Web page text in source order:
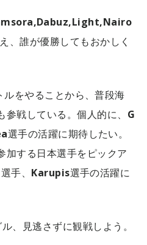
、誰が優勝してもおかしく
をやることから、普段海
戦している。個人的に、 G
選手の活躍に期待したい。
加する日本選手をピックア
選手、 Karupis選手の活躍に
、見逃さずに観戦しよう。